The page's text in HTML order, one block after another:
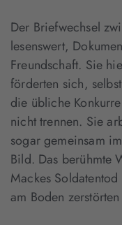
Der Briefwechsel
lesenswert,
Freundschaft. Sie
förderten sich,
die übliche
nicht trennen. Sie
sogar gemeinsam
Bild. Das berühmte
Mackes
am Boden